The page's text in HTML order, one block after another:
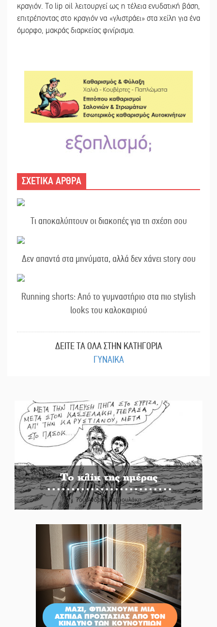
κραγιόν. Το lip oil λειτουργεί ως η τέλεια ενυδατική βάση,
επιτρέποντας στο κραγιόν να «γλιστράει» στα χείλη για ένα
όμορφο, μακράς διαρκείας φινίρισμα.
ΣΧΕΤΙΚΑ ΑΡΘΡΑ
Τι αποκαλύπτουν οι διακοπές για τη σχέση σου
Δεν απαντά στα μηνύματα, αλλά δεν χάνει story σου
Running shorts: Από το γυμναστήριο στα πιο stylish
looks του καλοκαιριού
ΔΕΙΤΕ ΤΑ ΟΛΑ ΣΤΗΝ ΚΑΤΗΓΟΡΙΑ
ΓΥΝΑΙΚΑ
Το κλίκ της ημέρας
Του Ανδρέα Πετρουλάκη